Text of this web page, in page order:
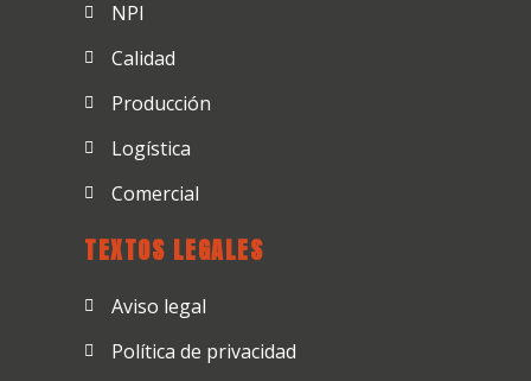
NPI
Calidad
Producción
Logística
Comercial
TEXTOS LEGALES
Aviso legal
Política de privacidad